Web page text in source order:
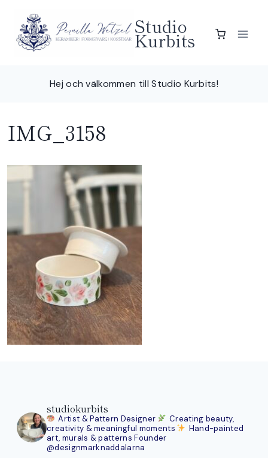
content
Studio
Kurbits
Hej och välkommen till Studio Kurbits!
IMG_3158
studiokurbits
Artist & Pattern Designer
Creating beauty,
creativity & meaningful moments
Hand-painted
art, murals & patterns Founder
@designmarknaddalarna